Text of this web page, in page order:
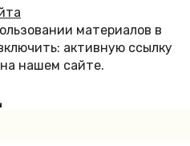
материалов в
активную ссылку
нашем сайте.